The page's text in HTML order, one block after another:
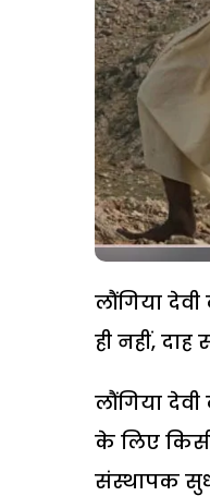
लौंगिया
ही नहीं,
लौंगिया
के लिए
संस्थापक